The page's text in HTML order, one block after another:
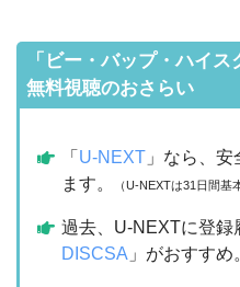
「ビー・バップ・ハイ
無料視聴のおさらい
「 U-NEXT 」なら、
ます。
（U-NEXTは31日間基
過去、U-NEXTに登録
DISCSA 」がおすすめ